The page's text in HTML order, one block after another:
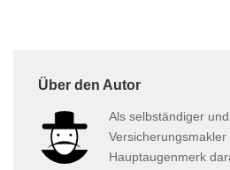
Über den Autor
Als selbständiger
Versicherungsmakler
Hauptaugenmerk